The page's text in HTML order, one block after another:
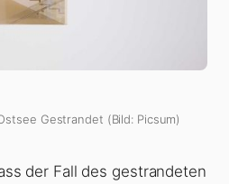
Gestrandet (Bild: Picsum)
der Fall des gestrandeten